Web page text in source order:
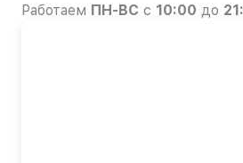
Работаем ПН-ВС с 10:00 до